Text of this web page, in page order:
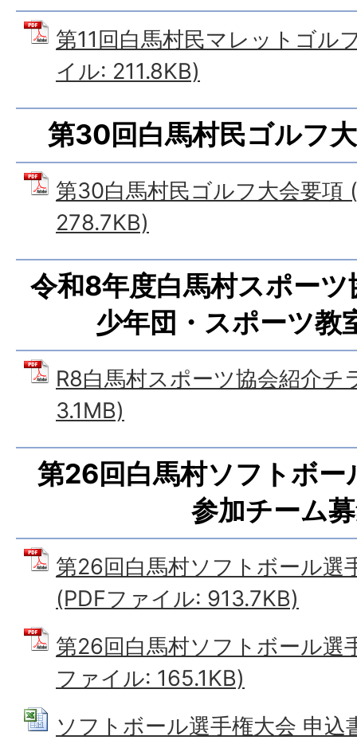
第11回白馬村民マレットゴル
イル: 211.8KB)
第30回白馬村民ゴルフ
第30白馬村民ゴルフ大会要項
278.7KB)
令和8年度白馬村スポーツ
少年団・スポーツ教
R8白馬村スポーツ協会紹介チ
3.1MB)
第26回白馬村ソフトボー
参加チーム
第26回白馬村ソフトボール選
(PDFファイル: 913.7KB)
第26回白馬村ソフトボール選
ファイル: 165.1KB)
ソフトボール選手権大会 申